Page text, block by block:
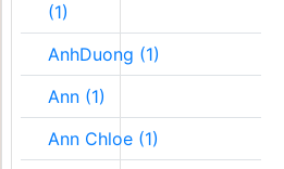
(1)
AnhDuong (1)
Ann (1)
Ann Chloe (1)